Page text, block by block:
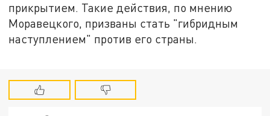
прикрытием. Такие действия, по мнению
Моравецкого, призваны стать "гибридным
наступлением" против его страны.